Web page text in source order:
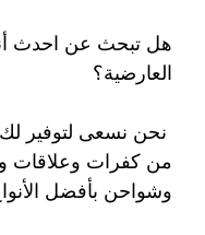
هل تبحث عن احدث
العارضية؟
نحن نسعى لتوفير
من كفرات وعلاقات
وشواحن بأفضل